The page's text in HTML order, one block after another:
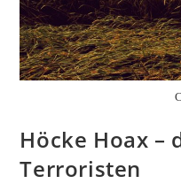
Höcke Hoax –
Terroristen